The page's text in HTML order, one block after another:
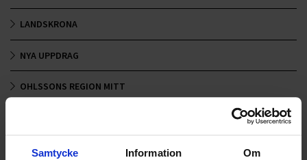
Samtycke Information Om
LANDSKRONA
NYA UPPDRAG
OHLSSONS REGION MITT
OHLSSONS REGION VÄST